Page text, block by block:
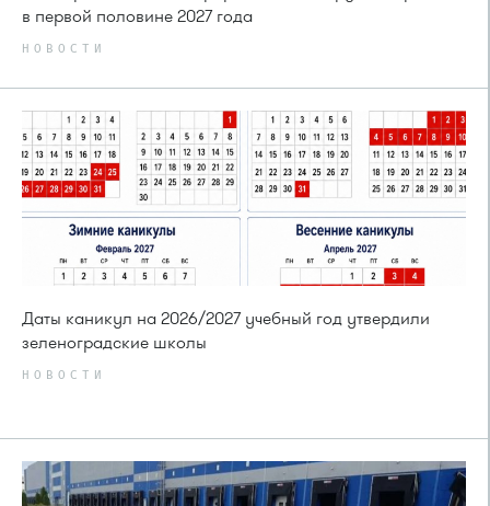
в первой половине 2027 года
НОВОСТИ
Даты каникул на 2026/2027 учебный год утвердили
зеленоградские школы
НОВОСТИ